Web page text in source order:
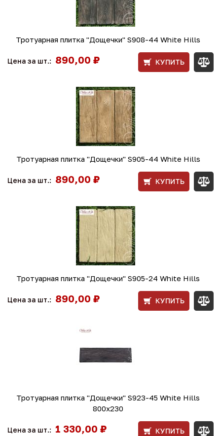
Тротуарная плитка "Дощечки" S908-44 White Hills
Цена за шт.: 890,00 ₽ КУПИТЬ
Тротуарная плитка "Дощечки" S905-44 White Hills
Цена за шт.: 890,00 ₽ КУПИТЬ
Тротуарная плитка "Дощечки" S905-24 White Hills
Цена за шт.: 890,00 ₽ КУПИТЬ
Тротуарная плитка "Дощечки" S923-45 White Hills
800х230
Цена за шт.: 1 330,00 ₽ КУПИТЬ